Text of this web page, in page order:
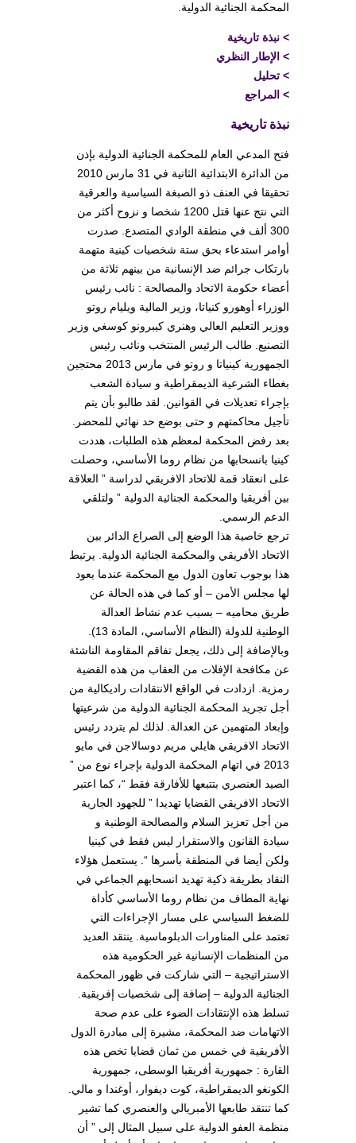
المحكمة الجنائية الدولية.
> نبذة تاريخية
> الإطار النظري
> تحليل
> المراجع
نبذة تاريخية
فتح المدعي العام للمحكمة الجنائية الدولية بإذن
من الدائرة الابتدائية الثانية في 31 مارس 2010
تحقيقا في العنف ذو الصبغة السياسية والعرقية
التي نتج عنها قتل 1200 شخصا و نزوح أكثر من
300 ألف في منطقة الوادي المتصدع. صدرت
أوامر استدعاء بحق ستة شخصيات كينية متهمة
بارتكاب جرائم ضد الإنسانية من بينهم ثلاثة من
أعضاء حكومة الاتحاد والمصالحة : نائب رئيس
الوزراء أوهورو كنياتا، وزير المالية ويليام روتو
ووزير التعليم العالي وهنري كيبرونو كوسغي وزير
التصنيع. طالب الرئيس المنتخب ونائب رئيس
الجمهورية كينياتا و روتو في مارس 2013 محتجين
بغطاء الشرعية الديمقراطية و سيادة الشعب
بإجراء تعديلات في القوانين. لقد طالبو بأن يتم
تأجيل محاكمتهم و حتى بوضع حد نهائي للمحضر.
بعد رفض المحكمة لمعظم هذه الطلبات، هددت
كينيا بانسحابها من نظام روما الأساسي، وحصلت
على انعقاد قمة للاتحاد الافريقي لدراسة ” العلاقة
بين أفريقيا والمحكمة الجنائية الدولية ” ولتلقي
الدعم الرسمي.
ترجع خاصية هذا الوضع إلى الصراع الدائر بين
الاتحاد الأفريقي والمحكمة الجنائية الدولية. يرتبط
هذا بوجوب تعاون الدول مع المحكمة عندما يعود
لها مجلس الأمن – أو كما في هذه الحالة عن
طريق محاميه – بسبب عدم نشاط العدالة
الوطنية للدولة (النظام الأساسي، المادة 13).
وبالإضافة إلى ذلك، يجعل تفاقم المقاومة الناشئة
عن مكافحة الإفلات من العقاب من هذه القضية
رمزية. ازدادت في الواقع الانتقادات راديكالية من
أجل تجريد المحكمة الجنائية الدولية من شرعيتها
وإبعاد المتهمين عن العدالة. لذلك لم يتردد رئيس
الاتحاد الافريقي هايلي مريم دوسالاجن في مايو
2013 في اتهام المحكمة الدولية بإجراء نوع من ”
الصيد العنصري بتتبعها للأفارقة فقط “، كما اعتبر
الاتحاد الافريقي القضايا تهديدا ” للجهود الجارية
من أجل تعزيز السلام والمصالحة الوطنية و
سيادة القانون والاستقرار ليس فقط في كينيا
ولكن أيضا في المنطقة بأسرها “. يستعمل هؤلاء
النقاد بطريقة ذكية تهديد انسحابهم الجماعي في
نهاية المطاف من نظام روما الأساسي كأداة
للضغط السياسي على مسار الإجراءات التي
تعتمد على المناورات الدبلوماسية. ينتقد العديد
من المنظمات الإنسانية غير الحكومية هذه
الاستراتيجية – التي شاركت في ظهور المحكمة
الجنائية الدولية – إضافة إلى شخصيات إفريقية.
تسلط هذه الإنتقادات الضوء على عدم صحة
الاتهامات ضد المحكمة، مشيرة إلى مبادرة الدول
الأفريقية في خمس من ثمان قضايا تخص هذه
القارة : جمهورية أفريقيا الوسطى، جمهورية
الكونغو الديمقراطية، كوت ديفوار، أوغندا و مالي.
كما تنتقد طابعها الأمبريالي والعنصري كما تشير
منظمة العفو الدولية على سبيل المثال إلى ” أن